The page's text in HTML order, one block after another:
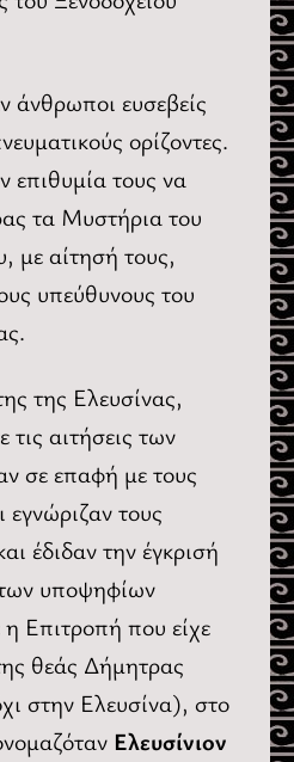
άνθρωποι ευσεβείς
ορίζοντες.
επιθυμία τους να
τα Μυστήρια του
με αίτησή τους,
υπεύθυνους του
της Ελευσίνας,
αιτήσεις των
σε επαφή με τους
εγνώριζαν τους
έδιδαν την έγκρισή
υποψηφίων
Επιτροπή που είχε
θεάς Δήμητρας
στην Ελευσίνα), στο
Ελευσίνιον